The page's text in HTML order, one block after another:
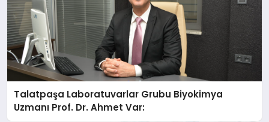
Talatpaşa Laboratuvarlar Grubu Biyokimya
Uzmanı Prof. Dr. Ahmet Var: